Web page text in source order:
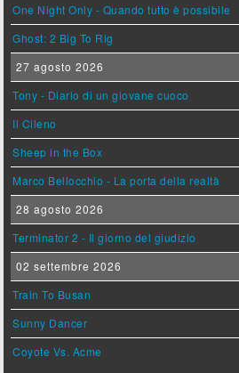
One Night Only - Quando tutto è possibile
Ghost: 2 Big To Rig
27 agosto 2026
Tony - Diario di un giovane cuoco
Il Cileno
Sheep in the Box
Marco Bellocchio - La porta della realtà
28 agosto 2026
Terminator 2 - Il giorno del giudizio
02 settembre 2026
Train To Busan
Sunny Dancer
Coyote Vs. Acme